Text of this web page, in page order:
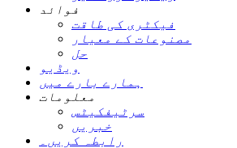
فوائد
فیکٹری کی طاقت
مصنوعات کے معیار
حل
ویڈیو
ہمارے بارے میں
معلومات
سرٹیفکیٹس
خبریں
رابطہ کریں۔